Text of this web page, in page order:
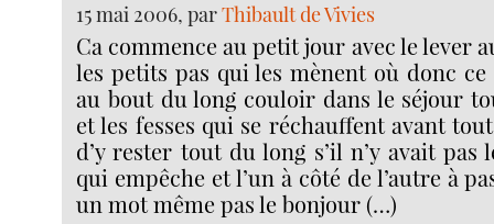
15 mai 2006, parThibault de Vivies
Ca commence au petit jour avec le lever
les petits pas qui les mènent où donc ce
au bout du long couloir dans le séjour
et les fesses qui se réchauffent avant
d’y rester tout du long s’il n’y avait
qui empêche et l’un à côté de l’autre à
un mot même pas le bonjour (…)